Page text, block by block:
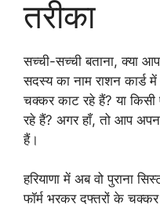
तरीका
सच्ची-सच्ची बताना, क्या
सदस्य का नाम राशन कार्ड
चक्कर काट रहे हैं? या
रहे हैं? अगर हाँ, तो आप
हैं।
हरियाणा में अब वो पुराना
फॉर्म भरकर दफ्तरों के